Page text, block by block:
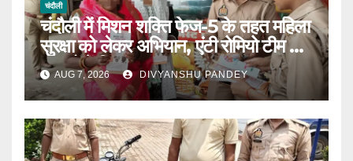
चंदौली
चंदौली में मिशन शक्ति फेज-5 के तहत महिला
सुरक्षा को लेकर अभियान, एंटी रोमियो टीम ने
बाजारों में किया जागरूक|
AUG 7, 2026 DIVYANSHU PANDEY